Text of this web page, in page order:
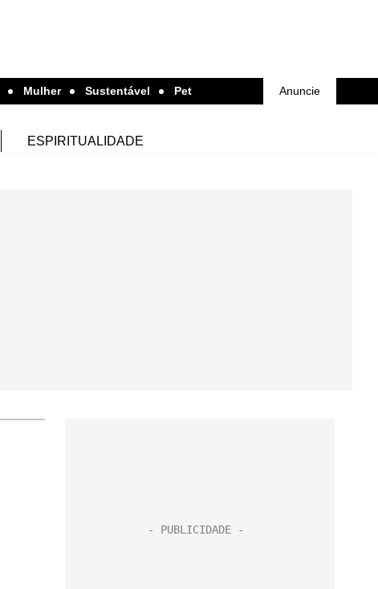
Mulher Sustentável Pet Anuncie
ESPIRITUALIDADE